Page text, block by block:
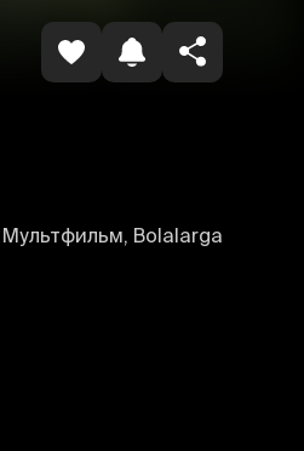
Мультфильм, Bolalarga